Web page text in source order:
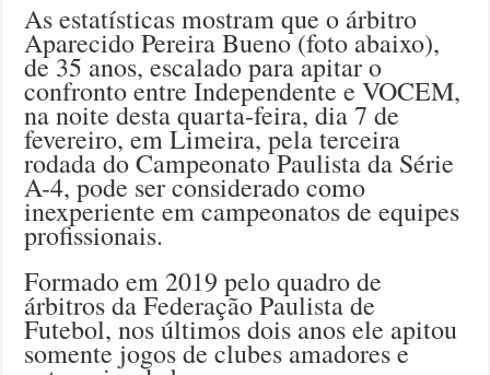
As estatísticas mostram que o árbitro
Aparecido Pereira Bueno (foto abaixo),
de 35 anos, escalado para apitar o
confronto entre Independente e VOCEM,
na noite desta quarta-feira, dia 7 de
fevereiro, em Limeira, pela terceira
rodada do Campeonato Paulista da Série
A-4, pode ser considerado como
inexperiente em campeonatos de equipes
profissionais.
Formado em 2019 pelo quadro de
árbitros da Federação Paulista de
Futebol, nos últimos dois anos ele apitou
somente jogos de clubes amadores e